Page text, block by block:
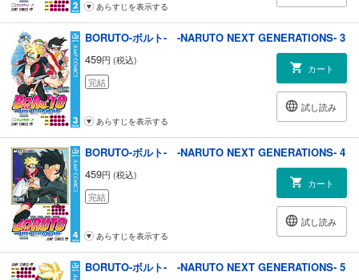
あらすじを表示する
BORUTO-ボルト- -NARUTO NEXT GENERATIONS- 3
459円 (税込)
完結
カート
試し読み
あらすじを表示する
BORUTO-ボルト- -NARUTO NEXT GENERATIONS- 4
459円 (税込)
完結
カート
試し読み
あらすじを表示する
BORUTO-ボルト- -NARUTO NEXT GENERATIONS- 5